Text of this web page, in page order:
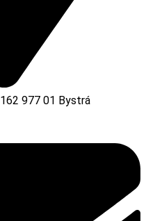
977 01 Bystrá